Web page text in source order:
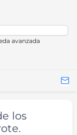
avanzada
los